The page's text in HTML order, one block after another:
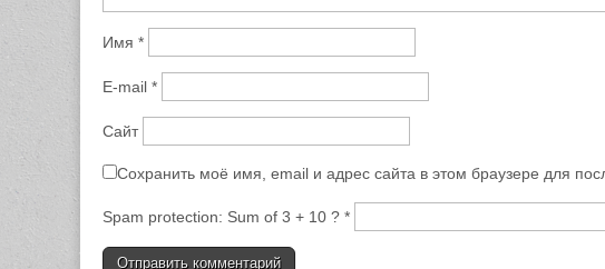
Имя *
E-mail *
Сайт
Сохранить моё имя, email и адрес сайта в этом браузере для
Spam protection: Sum of 3 + 10 ? *